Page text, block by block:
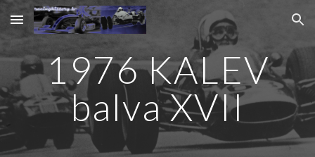
Skip to main content Skip to navigation
1976 KALEV
balva XVII